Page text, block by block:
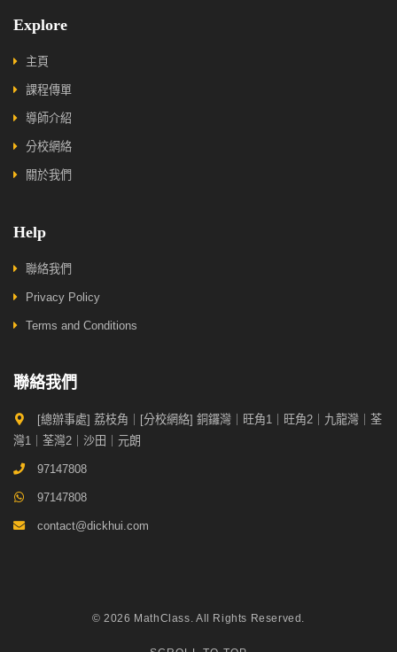
Explore
主頁
課程傳單
導師介紹
分校網絡
關於我們
Help
聯絡我們
Privacy Policy
Terms and Conditions
聯絡我們
[總辦事處] 荔枝角｜[分校網絡] 銅鑼灣｜旺角1｜旺角2｜九龍灣｜荃
灣1｜荃灣2｜沙田｜元朗
97147808
97147808
contact@dickhui.com
© 2026 MathClass. All Rights Reserved.